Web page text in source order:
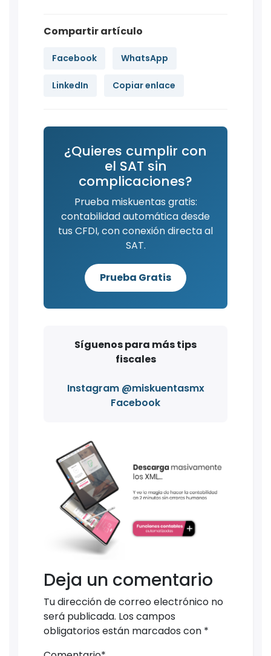
Compartir artículo
Facebook WhatsApp
LinkedIn Copiar enlace
¿Quieres cumplir con
el SAT sin
complicaciones?
Prueba miskuentas gratis:
contabilidad automática desde
tus CFDI, con conexión directa al
SAT.
Prueba Gratis
Síguenos para más tips
fiscales
Instagram @miskuentasmx
Facebook
Deja un comentario
Tu dirección de correo electrónico no
será publicada. Los campos
obligatorios están marcados con *